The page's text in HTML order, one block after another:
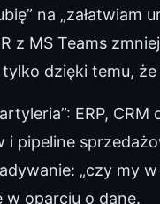
na „załatwiam
z MS Teams
dzięki temu,
ERP,
pipeline
„czy my
w oparciu o dane.